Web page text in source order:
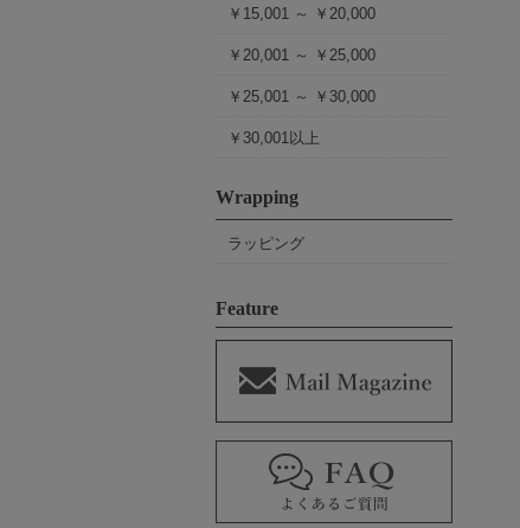
￥15,001 ～ ￥20,000
￥20,001 ～ ￥25,000
￥25,001 ～ ￥30,000
￥30,001以上
Wrapping
ラッピング
Feature